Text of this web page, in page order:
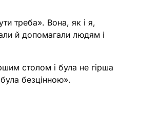
треба». Вона, як і я,
й допомагали людям і
столом і була не гірша
безцінною».